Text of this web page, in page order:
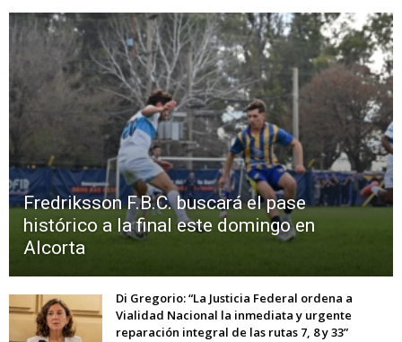
Fredriksson F.B.C. buscará el pase
histórico a la final este domingo en
Alcorta
Di Gregorio: “La Justicia Federal ordena a
Vialidad Nacional la inmediata y urgente
reparación integral de las rutas 7, 8 y 33”